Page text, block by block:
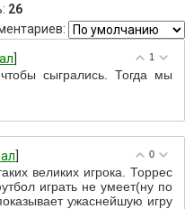
: 26
1
сыгрались. Тогда мы
0
великих игрока. Торрес
играть не умеет(ну по
ужаснейшую игру